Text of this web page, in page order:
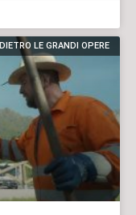
LE GRANDI OPERE